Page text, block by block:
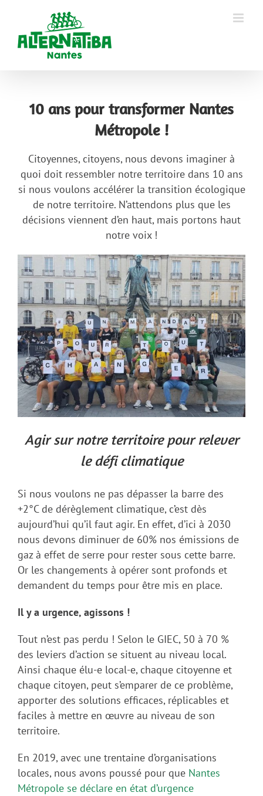
10 ans pour transformer Nantes
Métropole !
Citoyennes, citoyens, nous devons imaginer à
quoi doit ressembler notre territoire dans 10 ans
si nous voulons accélérer la transition écologique
de notre territoire. N’attendons plus que les
décisions viennent d’en haut, mais portons haut
notre voix !
Agir sur notre territoire pour relever
le défi climatique
Si nous voulons ne pas dépasser la barre des
+2°C de dérèglement climatique, c’est dès
aujourd’hui qu’il faut agir. En effet, d’ici à 2030
nous devons diminuer de 60% nos émissions de
gaz à effet de serre pour rester sous cette barre.
Or les changements à opérer sont profonds et
demandent du temps pour être mis en place.
Il y a urgence, agissons !
Tout n’est pas perdu ! Selon le GIEC, 50 à 70 %
des leviers d’action se situent au niveau local.
Ainsi chaque élu-e local-e, chaque citoyenne et
chaque citoyen, peut s’emparer de ce problème,
apporter des solutions efficaces, réplicables et
faciles à mettre en œuvre au niveau de son
territoire.
En 2019, avec une trentaine d’organisations
locales, nous avons poussé pour que Nantes
Métropole se déclare en état d’urgence